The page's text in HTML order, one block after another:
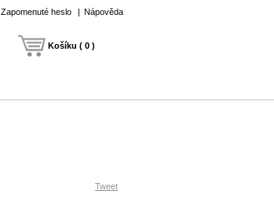
Zapomenuté heslo | Nápověda
Košíku ( 0 )
Tweet